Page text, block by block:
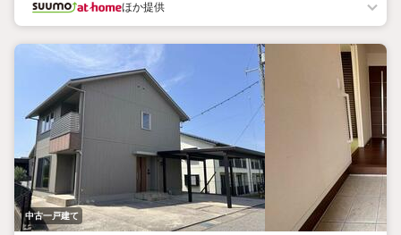
ほか提供
中古一戸建て